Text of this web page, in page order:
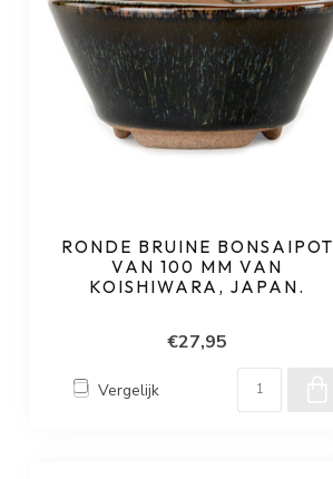
RONDE BRUINE BONSAIPOT
VAN 100 MM VAN
KOISHIWARA, JAPAN.
€27,95
Vergelijk